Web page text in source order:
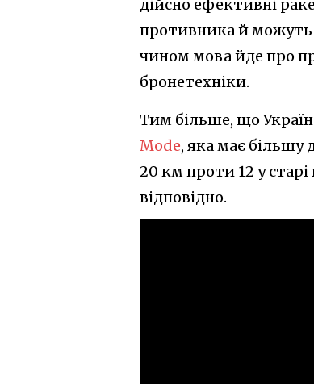
дійсно ефективні
противника й можуть
чином мова йде про
бронетехніки.
Тим більше, що
Mode, яка має більшу
20 км проти 12 у
відповідно.